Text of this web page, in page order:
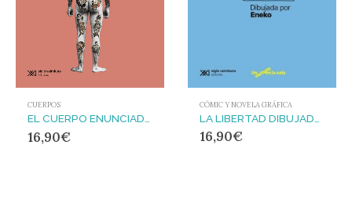
CUERPOS
16,90€
CÓMIC Y NOVELA GRÁFICA
16,90€